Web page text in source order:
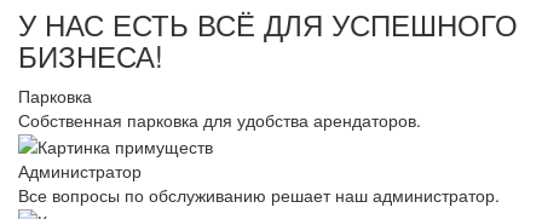
У НАС ЕСТЬ ВСЁ ДЛЯ УСПЕШНОГО
БИЗНЕСА!
Парковка
Собственная парковка для удобства арендаторов.
Администратор
Все вопросы по обслуживанию решает наш администратор.